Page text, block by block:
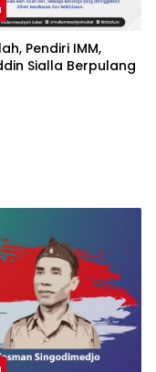
Pendiri IMM,
Sialla Berpulang